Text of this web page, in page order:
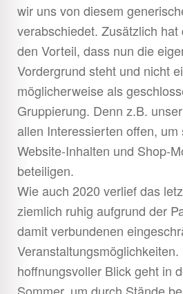
wir uns von diesem
verabschiedet. Zusätzlich
den Vorteil, dass nun die
Vordergrund steht und nicht
möglicherweise als
Gruppierung. Denn z.B. unser
allen Interessierten offen, um
Website-Inhalten und Shop-
beteiligen.
Wie auch 2020 verlief das
ziemlich ruhig aufgrund der
damit verbundenen
hoffnungsvoller Blick geht in